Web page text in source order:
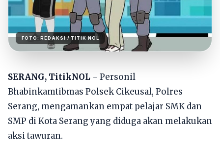
FOTO:REDAKSI/ TITIK NOL
SERANG, TitikNOL - Personil
Bhabinkamtibmas Polsek Cikeusal, Polres
Serang, mengamankan empat pelajar SMK dan
SMP di Kota Serang yang diduga akan melakukan
aksi tawuran.